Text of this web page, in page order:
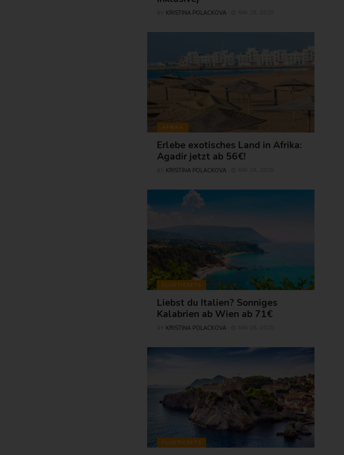
KRISTINA POLACKOVA
AFRIKA
Erlebe exotisches Land in Afrika:
Agadir jetzt ab 56€!
KRISTINA POLACKOVA
FLUGTICKETS
Liebst du Italien? Sonniges
Kalabrien ab Wien ab 71€
KRISTINA POLACKOVA
FLUGTICKETS